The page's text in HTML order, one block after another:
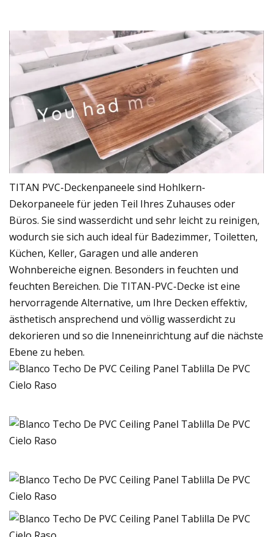
TITAN PVC-Deckenpaneele sind Hohlkern-
Dekorpaneele für jeden Teil Ihres Zuhauses oder
Büros. Sie sind wasserdicht und sehr leicht zu reinigen,
wodurch sie sich auch ideal für Badezimmer, Toiletten,
Küchen, Keller, Garagen und alle anderen
Wohnbereiche eignen. Besonders in feuchten und
feuchten Bereichen. Die TITAN-PVC-Decke ist eine
hervorragende Alternative, um Ihre Decken effektiv,
ästhetisch ansprechend und völlig wasserdicht zu
dekorieren und so die Inneneinrichtung auf die nächste
Ebene zu heben.